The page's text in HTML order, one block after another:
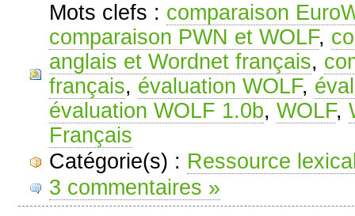
Mots clefs : comparaison
comparaison PWN et WOLF,
anglais et Wordnet français,
français, évaluation WOLF,
évaluation WOLF 1.0b, WOLF,
Français
Catégorie(s) : Ressource
3 commentaires »